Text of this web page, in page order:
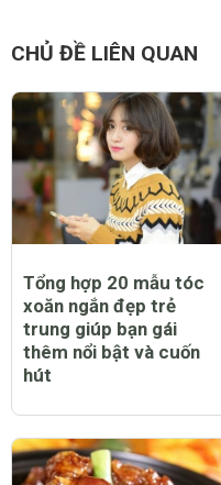
CHỦ ĐỀ LIÊN QUAN
Tổng hợp 20 mẫu tóc
xoăn ngắn đẹp trẻ
trung giúp bạn gái
thêm nổi bật và cuốn
hút